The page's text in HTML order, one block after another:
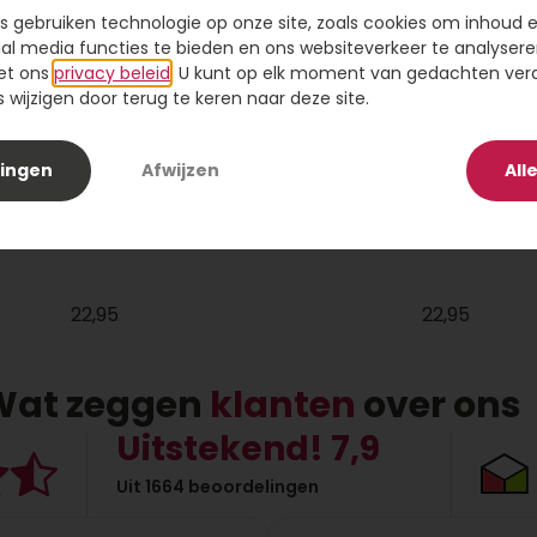
22,95 22,95
zeggen klanten over ons
Uitstekend! 7,9
Uit 1664 beoordelingen
gebruiken technologie op onze site, zoals cookies om inhoud
media functies te bieden en ons websiteverkeer te
ons privacy beleid . U kunt op elk moment van gedachten
door terug te keren naar deze site.
Afwijzen